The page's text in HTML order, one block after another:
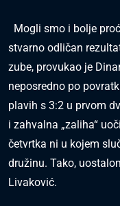
Mogli smo i bolje
stvarno odličan
zube, provukao je
neposredno po
plavih s 3:2 u prvom
i zahvalna „zaliha“
četvrtka ni u kojem
družinu. Tako,
Livaković.